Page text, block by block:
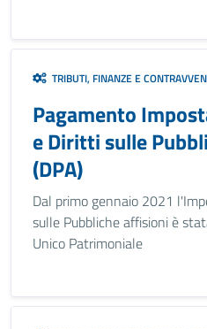
TRIBUTI, FINANZE E
Pagamento
e Diritti sulle
(DPA)
Dal primo gennaio 2021
sulle Pubbliche affisioni è
Unico Patrimoniale